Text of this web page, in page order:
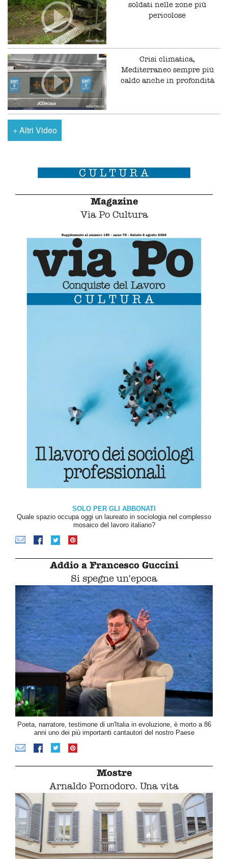
soldati nelle zone più
pericolose
Crisi climatica,
Mediterraneo sempre più
caldo anche in profondità
+Altri Video
Magazine
Via Po Cultura
SOLO PER GLI ABBONATI
Quale spazio occupa oggi un laureato in sociologia nel complesso
mosaico del lavoro italiano?
Addio a Francesco Guccini
Si spegne un'epoca
Poeta, narratore, testimone di un'Italia in evoluzione, è morto a 86
anni uno dei più importanti cantautori del nostro Paese
Mostre
Arnaldo Pomodoro. Una vita